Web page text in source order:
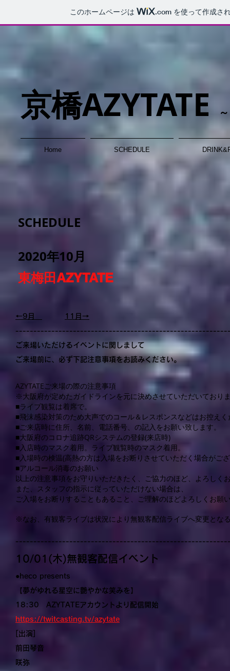
このホームページは .com を使って作成さ
京橋AZYTATE
Home S​CHEDULE​
S​CHEDULE​
2020年10月
東梅田AZYTATE
←9月
11月→
ご来場いただけるイベントに関しまして
ご来場前に、必ず下記注意事項をお読みください。
AZYTATEご来場の際の注意事項
※大阪府が定めたガイドラインを元に決めさせていただいており
■ライブ観覧は着席で。
■飛沫感染対策のため大声でのコール＆レスポンスなどはお控え
■ご来店時に住所、名前、電話番号、の記入をお願い致します。
■大阪府のコロナ追跡QRシステムの登録(来店時)
■入店時のマスク着用。ライブ観覧時のマスク着用。
■入場時の検温(高熱の方は入場をお断りさせていただく場合がご
■アルコール消毒のお願い
以上の注意事項をお守りいただきたく、ご協力のほど、よろしく
また、スタッフの指示に従っていただけない場合は、
ご入場をお断りすることもあること、ご理解のほどよろしくお願
※なお、有観客ライブは状況により無観客配信ライブへ変更とな
10/01(木)無観客配信イベント
●heco presents
【夢がゆれる星空に艶やかな笑みを】
18:30 AZYTATEアカウントより配信開始
https://twitcasting.tv/azytate
[出演]
前田琴音
咲弥